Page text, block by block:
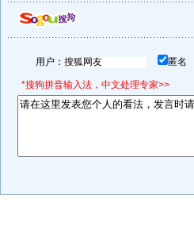
用户： 匿名
*搜狗拼音输入法，中文处理专家>>